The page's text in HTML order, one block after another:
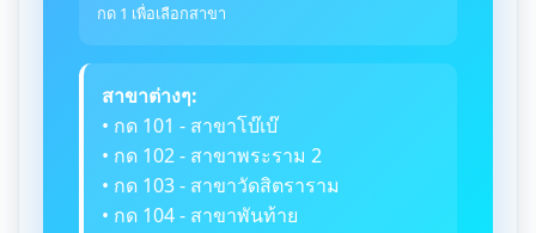
กด 1 เพื่อเลือกสาขา
สาขาต่างๆ:
• กด 101 - สาขาโบ๊เบ๊
• กด 102 - สาขาพระราม 2
• กด 103 - สาขาวัดสิตราราม
• กด 104 - สาขาพันท้าย